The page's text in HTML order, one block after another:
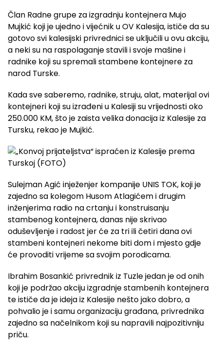
Član Radne grupe za izgradnju kontejnera Mujo
Mujkić koji je ujedno i vijećnik u OV Kalesija, ističe da su
gotovo svi kalesijski privrednici se uključili u ovu akciju,
a neki su na raspolaganje stavili i svoje mašine i
radnike koji su spremali stambene kontejnere za
narod Turske.
Kada sve saberemo, radnike, struju, alat, materijal ovi
kontejneri koji su izrađeni u Kalesiji su vrijednosti oko
250.000 KM, što je zaista velika donacija iz Kalesije za
Tursku, rekao je Mujkić.
Sulejman Agić inježenjer kompanije UNIS TOK, koji je
zajedno sa kolegom Husom Atlagićem i drugim
inženjerima radio na crtanju i konstruisanju
stambenog kontejnera, danas nije skrivao
oduševljenje i radost jer će za tri ili četiri dana ovi
stambeni kontejneri nekome biti dom i mjesto gdje
će provoditi vrijeme sa svojim porodicama.
Ibrahim Bosankić privrednik iz Tuzle jedan je od onih
koji je podržao akciju izgradnje stambenih kontejnera
te ističe da je ideja iz Kalesije nešto jako dobro, a
pohvalio je i samu organizaciju građana, privrednika
zajedno sa načelnikom koji su napravili najpozitivniju
priču.